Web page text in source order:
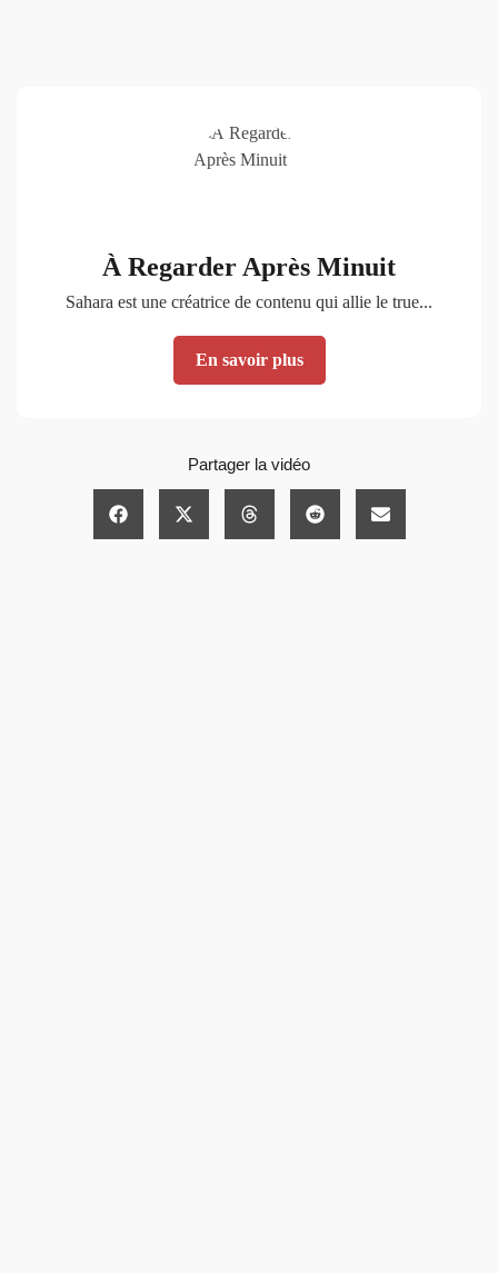
À Regarder Après Minuit
Sahara est une créatrice de contenu qui allie le true...
En savoir plus
Partager la vidéo